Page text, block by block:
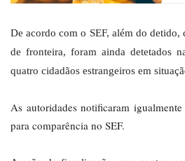
De acordo com o SEF, além do
de fronteira, foram ainda detetados
quatro cidadãos estrangeiros em
As autoridades notificaram
para comparência no SEF.